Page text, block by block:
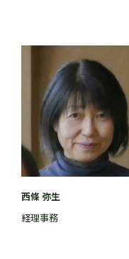
西條 弥生
経理事務